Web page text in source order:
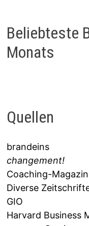
Beliebteste
Monats
Quellen
brandeins
changement!
Coaching-Magazin
Diverse
GIO
Harvard Business